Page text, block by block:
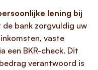
lening bij
bank zorgvuldig uw
vaste
een BKR-check. Dit
verantwoord is